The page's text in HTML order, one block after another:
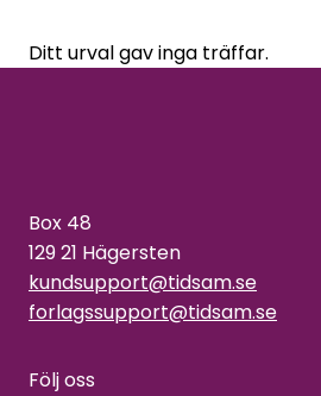
Ditt urval gav inga träffar.
Box 48
129 21 Hägersten
kundsupport@tidsam.se
forlagssupport@tidsam.se
Följ oss